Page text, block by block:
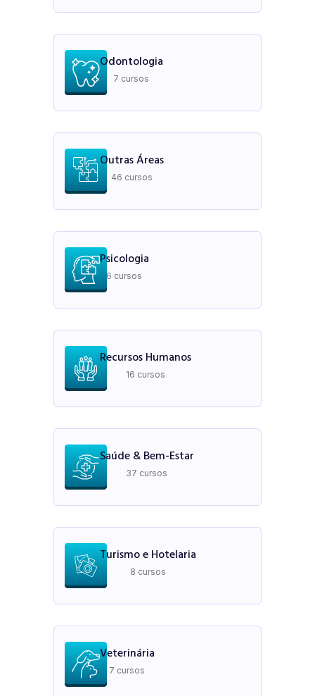
Odontologia
7 cursos
Outras Áreas
46 cursos
Psicologia
6 cursos
Recursos Humanos
16 cursos
Saúde & Bem-Estar
37 cursos
Turismo e Hotelaria
8 cursos
Veterinária
7 cursos